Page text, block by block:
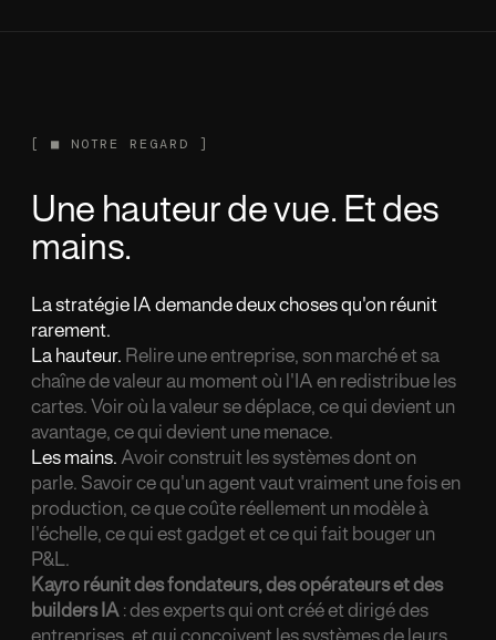
[ ■ NOTRE REGARD ]
Une hauteur de vue. Et des
mains.
La stratégie IA demande deux choses qu'on réunit
rarement.
La hauteur. Relire une entreprise, son marchéet sa
chaîne de valeur au moment où l'IA en redistribue les
cartes. Voir où la valeur se déplace, ce qui devient un
avantage, ce qui devient une menace.
Les mains. Avoir construit les systèmes dont on
parle. Savoir ce qu'un agent vaut vraiment une fois en
production, ce que coûte réellement un modèleà
l'échelle, ce qui est gadget et ce qui fait bouger un
P&L.
Kayro réunit des fondateurs, des opérateurs et des
builders IA: des experts qui ont créé et dirigé des